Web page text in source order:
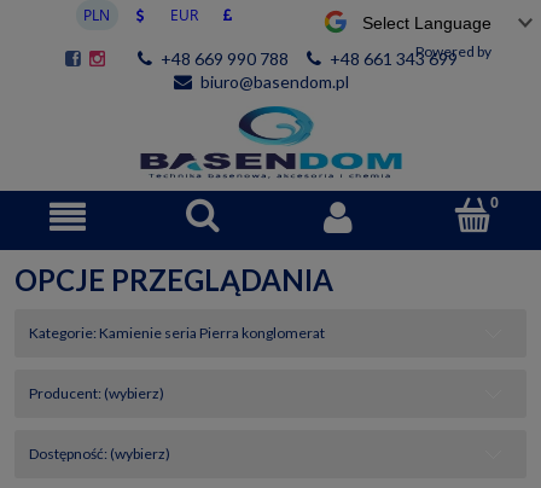
Powered by
+48 669 990 788
+48 661 343 699
biuro@basendom.pl
OPCJE PRZEGLĄDANIA
Kategorie: Kamienie seria Pierra konglomerat
Producent: (wybierz)
Dostępność: (wybierz)